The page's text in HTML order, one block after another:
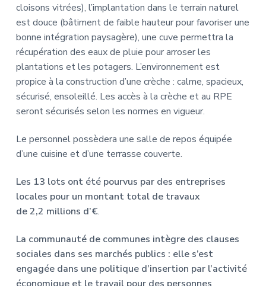
cloisons vitrées), l’implantation dans le terrain naturel
est douce (bâtiment de faible hauteur pour favoriser une
bonne intégration paysagère), une cuve permettra la
récupération des eaux de pluie pour arroser les
plantations et les potagers. L’environnement est
propice à la construction d’une crèche : calme, spacieux,
sécurisé, ensoleillé. Les accès à la crèche et au RPE
seront sécurisés selon les normes en vigueur.
Le personnel possèdera une salle de repos équipée
d’une cuisine et d’une terrasse couverte.
Les 13 lots ont été pourvus par des entreprises
locales pour un montant total de travaux
de 2,2 millions d’€.
La communauté de communes intègre des clauses
sociales dans ses marchés publics : elle s’est
engagée dans une politique d’insertion par l’activité